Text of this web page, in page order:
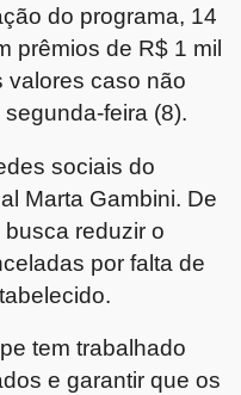
do programa, 14
prêmios de R$ 1 mil
valores caso não
feira (8).
sociais do
Marta Gambini. De
reduzir o
por falta de
tem trabalhado
e garantir que os